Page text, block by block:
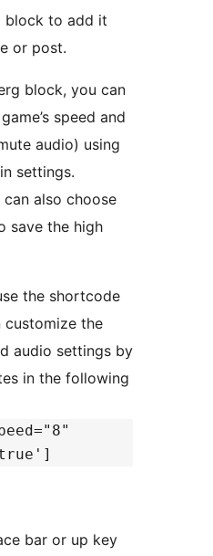
block to add it
or post.
block, you can
speed and
audio) using
settings.
also choose
save the high
the shortcode
customize the
audio settings by
in the following
bar or up key